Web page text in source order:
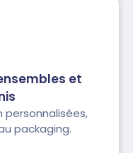
et
personnalisées,
packaging.